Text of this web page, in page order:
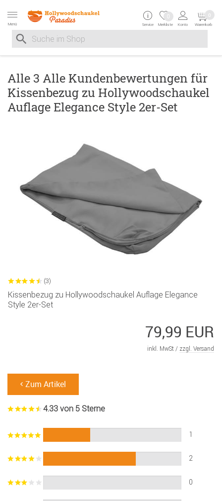
Menü
Suche nach
Suche im Shop, nach der Eingabe von 3 Buchstaben
Service Merkliste
0
Konto Warenkorb
0
Alle 3 Alle Kundenbewertungen für
Kissenbezug zu Hollywoodschaukel
Auflage Elegance Style 2er-Set
(3)
Kissenbezug zu Hollywoodschaukel Auflage Elegance
Style 2er-Set
79,99 EUR
inkl. MwSt / zzgl. Versand
Zum Artikel
4.33 von 5 Sterne
1
2
0